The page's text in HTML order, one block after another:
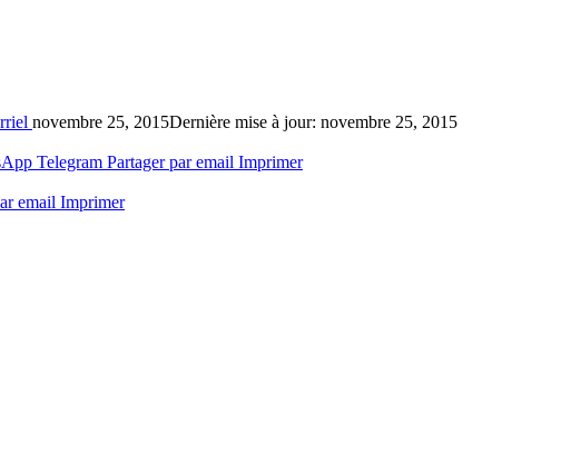
novembre 25, 2015Dernière mise à jour: novembre 25, 2015
Telegram Partager par email Imprimer
email Imprimer